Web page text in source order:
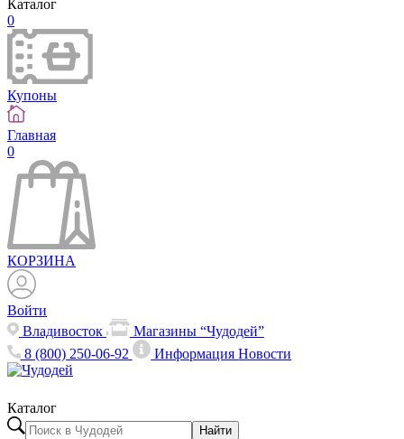
Каталог
0
Купоны
Главная
0
КОРЗИНА
Войти
Владивосток
Магазины “Чудодей”
8 (800) 250-06-92
ИнформацияНовости
Каталог
Найти